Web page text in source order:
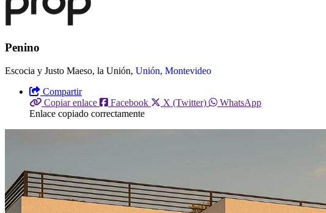
Penino
Escocia y Justo Maeso, la Unión, Unión, Montevideo
Compartir
Copiar enlace
Facebook X (Twitter)
WhatsApp
Enlace copiado correctamente